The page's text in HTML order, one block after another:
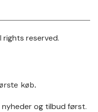
rights reserved.
køb.
og tilbud først.